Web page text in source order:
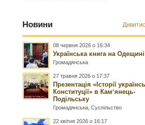
Новини
08 червня 2026 о 16:34
Українська книга на Одещині
Громадянська
27 травня 2026 о 17:37
Презентація «Історії
Конституції» в Камʼянець-
Подільську
Громадянська ,Суспільство
22 квітня 2026 о 16:17